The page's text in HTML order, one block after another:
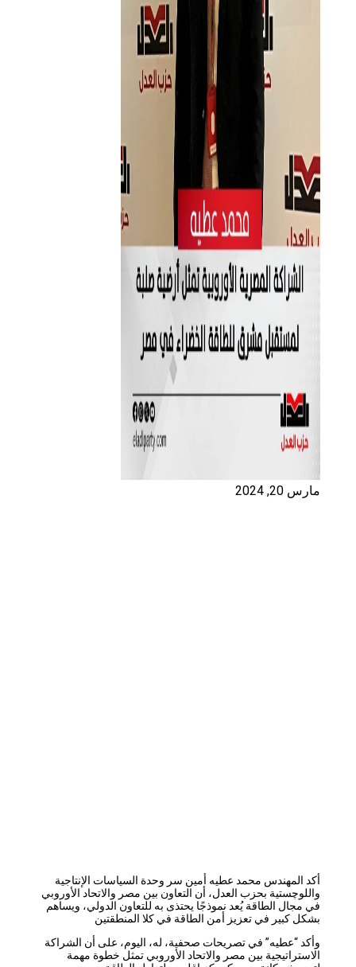
مارس 20, 2024
أكد المهندس محمد عطيه أمين سر وحدة السياسات الإنتاجية
واللوچستية بحزب العدل، أن التعاون بين مصر والاتحاد الأوروبي
في مجال الطاقة يُعد نموذجًا يحتذى به للتعاون الدولي، ويساهم
بشكل كبير في تعزيز أمن الطاقة في كلا المنطقتين
وأكد “عطيه” في تصريحات صحفية، له، اليوم، على أن الشراكة
الاستراتيجية بين مصر والاتحاد الأوروبي تمثل خطوة مهمة